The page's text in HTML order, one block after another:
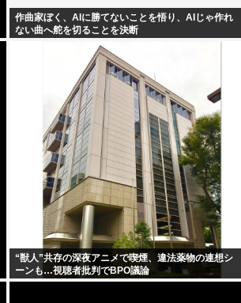
作曲家ぼく、AIに勝てないことを悟り、AIじゃ作れ
ない曲へ舵を切ることを決断
“獣人”共存の深夜アニメで喫煙、違法薬物の連想シ
ーンも…視聴者批判でBPO議論